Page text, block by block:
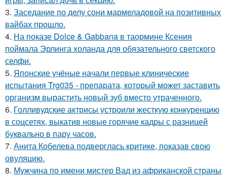
3. Заседание по делу сони мармеладовой на позитивных
вайбах прошло.
4. На показе Dolce & Gabbana в таормине Ксения
поймала Эрлинга холанда для обязательного светского
селфи.
5. Японские учёные начали первые клинические
испытания Trg035 - препарата, который может заставить
организм вырастить новый зуб вместо утраченного.
6. Голливудские актрисы устроили жесткую конкуренцию
в соцсетях, выкатив новые горячие кадры с разницей
буквально в пару часов.
7. Анита Кобелева подверглась критике, показав свою
овуляцию.
8. Мужчина по имени мистер Вад из африканской страны